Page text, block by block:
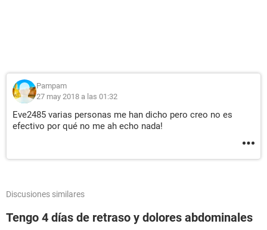
Pampam
27 may 2018 a las 01:32
Eve2485 varias personas me han dicho pero creo no es
efectivo por qué no me ah echo nada!
Discusiones similares
Tengo 4 días de retraso y dolores abdominales